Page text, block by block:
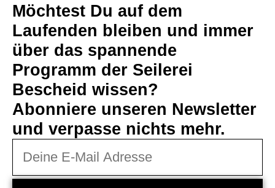
Möchtest Du auf dem
Laufenden bleiben und immer
über das spannende
Programm der Seilerei
Bescheid wissen?
Abonniere unseren Newsletter
und verpasse nichts mehr.